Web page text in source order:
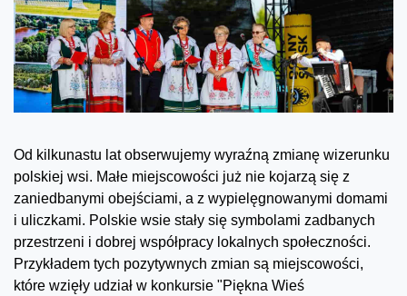
Od kilkunastu lat obserwujemy wyraźną zmianę wizerunku
polskiej wsi. Małe miejscowości już nie kojarzą się z
zaniedbanymi obejściami, a z wypielęgnowanymi domami
i uliczkami. Polskie wsie stały się symbolami zadbanych
przestrzeni i dobrej współpracy lokalnych społeczności.
Przykładem tych pozytywnych zmian są miejscowości,
które wzięły udział w konkursie "Piękna Wieś